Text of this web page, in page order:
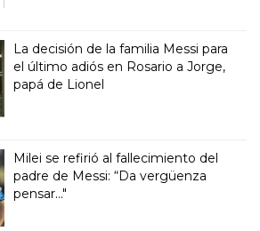
La decisión de la familia Messi para
el último adiós en Rosario a Jorge,
papá de Lionel
Milei se refirió al fallecimiento del
padre de Messi: “Da vergüenza
pensar..."